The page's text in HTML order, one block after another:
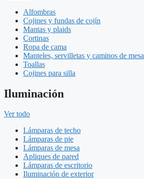
Alfombras
Cojines y fundas de cojín
Mantas y plaids
Cortinas
Ropa de cama
Manteles, servilletas y caminos de mesa
Toallas
Cojines para silla
Iluminación
Ver todo
Lámparas de techo
Lámparas de pie
Lámparas de mesa
Apliques de pared
Lámparas de escritorio
Iluminación de exterior